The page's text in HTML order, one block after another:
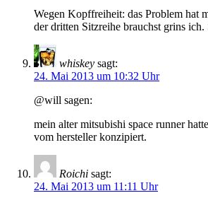
Wegen Kopffreiheit: das Problem hat
der dritten Sitzreihe brauchst grins
whiskey sagt:
24. Mai 2013 um 10:32 Uhr
@will sagen:
mein alter mitsubishi space runner
vom hersteller konzipiert.
Roichi sagt:
24. Mai 2013 um 11:11 Uhr